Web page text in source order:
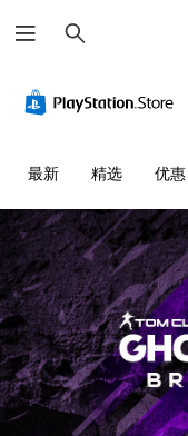
索
最新 精选 优惠